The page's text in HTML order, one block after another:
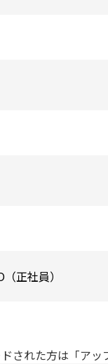
された方は「アッ